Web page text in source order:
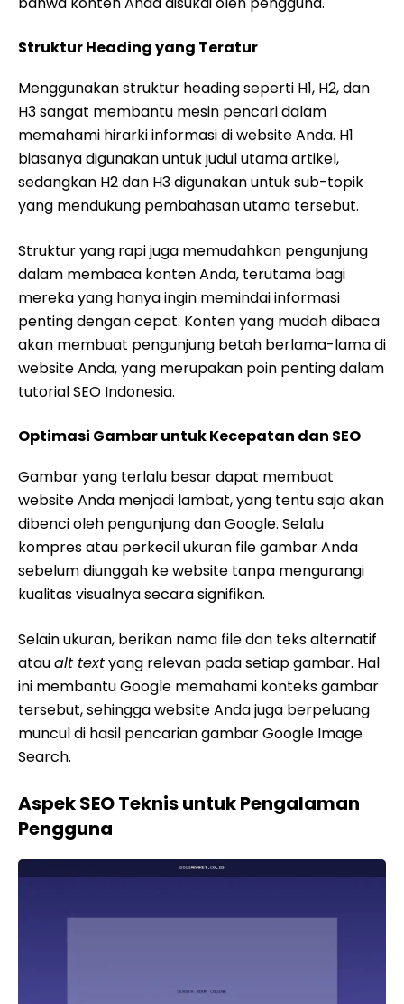
Struktur Heading yang Teratur
Menggunakan struktur heading seperti H1, H2, dan
H3 sangat membantu mesin pencari dalam
memahami hirarki informasi di website Anda. H1
biasanya digunakan untuk judul utama artikel,
sedangkan H2 dan H3 digunakan untuk sub-topik
yang mendukung pembahasan utama tersebut.
Struktur yang rapi juga memudahkan pengunjung
dalam membaca konten Anda, terutama bagi
mereka yang hanya ingin memindai informasi
penting dengan cepat. Konten yang mudah dibaca
akan membuat pengunjung betah berlama-lama di
website Anda, yang merupakan poin penting dalam
tutorial SEO Indonesia.
Optimasi Gambar untuk Kecepatan dan SEO
Gambar yang terlalu besar dapat membuat
website Anda menjadi lambat, yang tentu saja akan
dibenci oleh pengunjung dan Google. Selalu
kompres atau perkecil ukuran file gambar Anda
sebelum diunggah ke website tanpa mengurangi
kualitas visualnya secara signifikan.
Selain ukuran, berikan nama file dan teks alternatif
ataualt textyang relevan pada setiap gambar. Hal
ini membantu Google memahami konteks gambar
tersebut, sehingga website Anda juga berpeluang
muncul di hasil pencarian gambar Google Image
Search.
Aspek SEO Teknis untuk Pengalaman
Pengguna